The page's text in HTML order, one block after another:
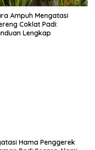
Ampuh Mengatasi
Coklat Padi:
Lengkap
Hama Penggerek